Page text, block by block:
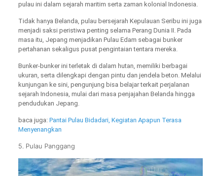
pulau ini dalam sejarah maritim serta zaman kolonial Indonesia.
Tidak hanya Belanda, pulau bersejarah Kepulauan Seribu ini juga
menjadi saksi peristiwa penting selama Perang Dunia II. Pada
masa itu, Jepang menjadikan Pulau Edam sebagai bunker
pertahanan sekaligus pusat pengintaian tentara mereka.
Bunker-bunker ini terletak di dalam hutan, memiliki berbagai
ukuran, serta dilengkapi dengan pintu dan jendela beton. Melalui
kunjungan ke sini, pengunjung bisa belajar terkait perjalanan
sejarah Indonesia, mulai dari masa penjajahan Belanda hingga
pendudukan Jepang.
baca juga: Pantai Pulau Bidadari, Kegiatan Apapun Terasa
Menyenangkan
5. Pulau Panggang